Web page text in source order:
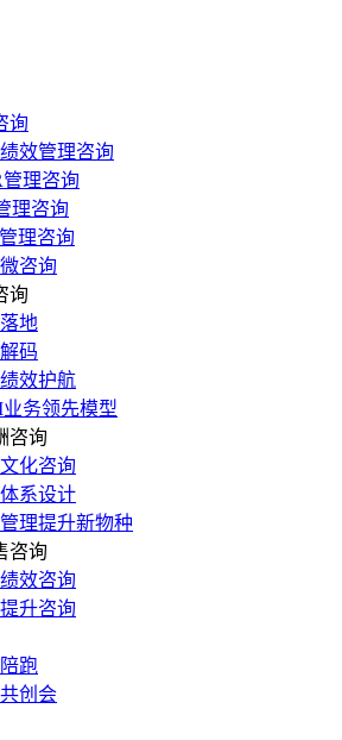
询
效管理咨询
理咨询
理咨询
理咨询
咨询
询
地
码
效护航
务领先模型
咨询
化咨询
系设计
理提升新物种
咨询
效咨询
升咨询
跑
创会